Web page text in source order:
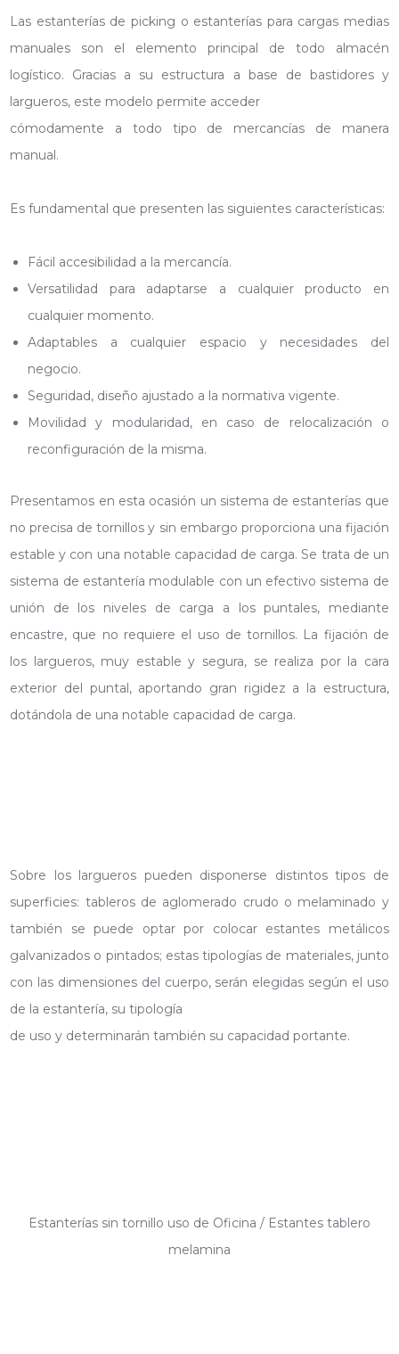
Las estanterías de picking o estanterías para cargas medias
manuales son el elemento principal de todo almacén
logístico. Gracias a su estructura a base de bastidores y
largueros, este modelo permite acceder
cómodamente a todo tipo de mercancías de manera
manual.
Es fundamental que presenten las siguientes características:
Fácil accesibilidad a la mercancía.
Versatilidad para adaptarse a cualquier producto en
cualquier momento.
Adaptables a cualquier espacio y necesidades del
negocio.
Seguridad, diseño ajustado a la normativa vigente.
Movilidad y modularidad, en caso de relocalización o
reconfiguración de la misma.
Presentamos en esta ocasión un sistema de estanterías que
no precisa de tornillos y sin embargo proporciona una fijación
estable y con una notable capacidad de carga. Se trata de un
sistema de estantería modulable con un efectivo sistema de
unión de los niveles de carga a los puntales, mediante
encastre, que no requiere el uso de tornillos. La fijación de
los largueros, muy estable y segura, se realiza por la cara
exterior del puntal, aportando gran rigidez a la estructura,
dotándola de una notable capacidad de carga.
Sobre los largueros pueden disponerse distintos tipos de
superficies: tableros de aglomerado crudo o melaminado y
también se puede optar por colocar estantes metálicos
galvanizados o pintados; estas tipologías de materiales, junto
con las dimensiones del cuerpo, serán elegidas según el uso
de la estantería, su tipología
de uso y determinarán también su capacidad portante.
Estanterías sin tornillo uso de Oficina / Estantes tablero
melamina